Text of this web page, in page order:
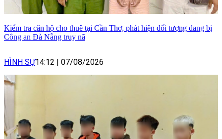
Kiểm tra căn hộ cho thuê tại Cần Thơ, phát hiện đối tượng đang bị
Công an Đà Nẵng truy nã
HÌNH SỰ14:12 07/08/2026